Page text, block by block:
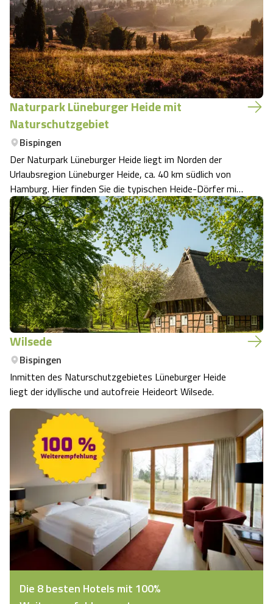
Naturpark Lüneburger Heide mit
Naturschutzgebiet
Bispingen
Der Naturpark Lüneburger Heide liegt im Norden der
Urlaubsregion Lüneburger Heide, ca. 40 km südlich von
Hamburg. Hier finden Sie die typischen Heide-Dörfer mit
Reet-gedeckten Fachwerkhäuser oder mit alten Eichen
bestandene Hofanlagen.
Wilsede
Bispingen
Inmitten des Naturschutzgebietes Lüneburger Heide
liegt der idyllische und autofreie Heideort Wilsede.
Die 8 besten Hotels mit 100%